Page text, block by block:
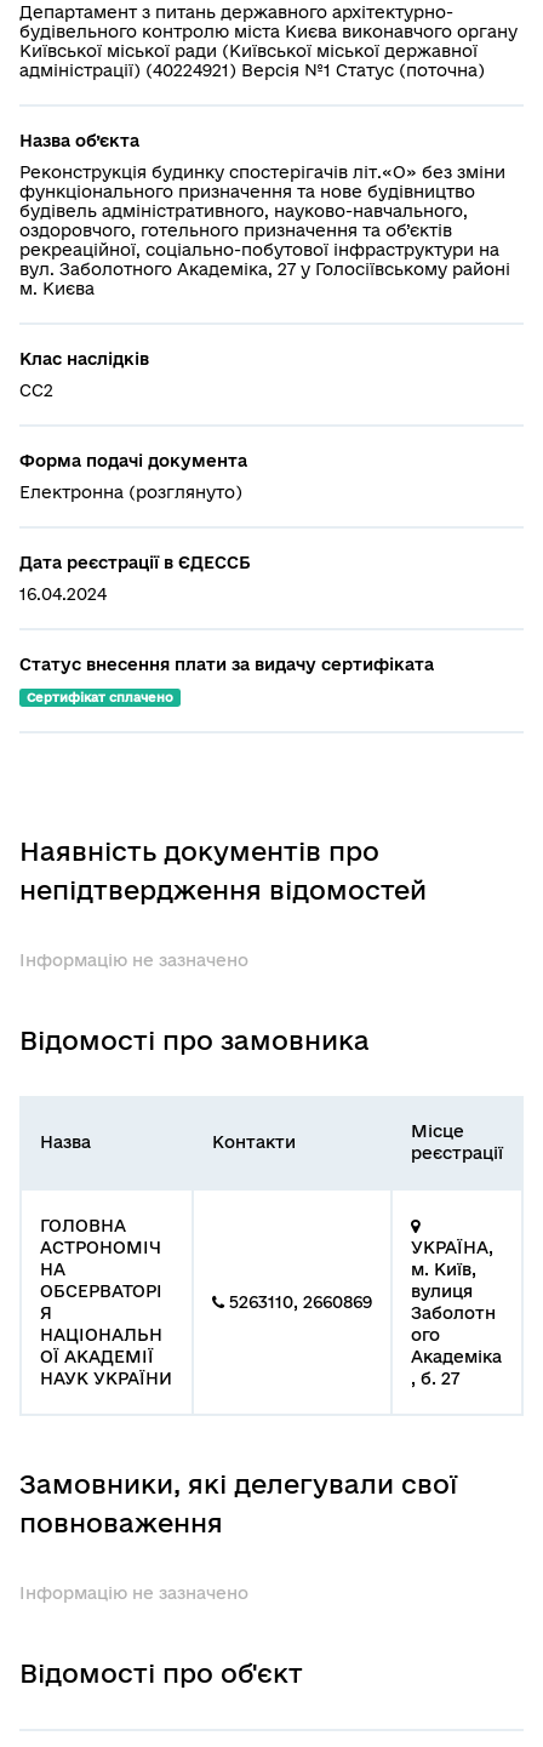
Департамент з питань державного архітектурно-
будівельного контролю міста Києва виконавчого органу
Київської міської ради (Київської міської державної
адміністрації) (40224921) Версія №1 Статус (поточна)
Назва об’єкта
Реконструкція будинку спостерігачів літ.«О» без зміни
функціонального призначення та нове будівництво
будівель адміністративного, науково-навчального,
оздоровчого, готельного призначення та об’єктів
рекреаційної, соціально-побутової інфраструктури на
вул. Заболотного Академіка, 27 у Голосіївському районі
м. Києва
Клас наслідків
СС2
Форма подачі документа
Електронна (розглянуто)
Дата реєстрації в ЄДЕССБ
16.04.2024
Статус внесення плати за видачу сертифіката
Сертифікат сплачено
Наявність документів про
непідтвердження відомостей
Інформацію не зазначено
Відомості про замовника
Назва Контакти
Місце
реєстрації
ГОЛОВНА
АСТРОНОМІЧ
НА
ОБСЕРВАТОРІ
Я
НАЦІОНАЛЬН
ОЇ АКАДЕМІЇ
НАУК УКРАЇНИ
5263110, 2660869
УКРАЇНА,
м. Київ,
вулиця
Заболотн
ого
Академіка
, б. 27
Замовники, які делегували свої
повноваження
Інформацію не зазначено
Відомості про об'єкт